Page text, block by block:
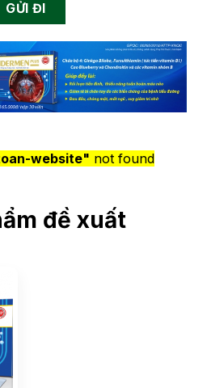
website" not found
đề xuất